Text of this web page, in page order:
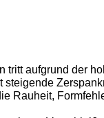
tritt aufgrund der
Rauheit,